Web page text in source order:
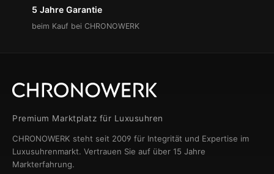
5 Jahre Garantie
beim Kauf bei CHRONOWERK
Premium Marktplatz für Luxusuhren
CHRONOWERK steht seit 2009 für Integrität und Expertise im
Luxusuhrenmarkt. Vertrauen Sie auf über 15 Jahre
Markterfahrung.